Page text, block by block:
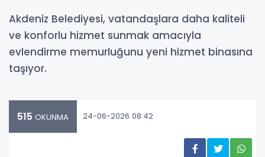
Akdeniz Belediyesi, vatandaşlara daha kaliteli
ve konforlu hizmet sunmak amacıyla
evlendirme memurluğunu yeni hizmet binasına
taşıyor.
515 OKUNMA 24-06-2026 08:42